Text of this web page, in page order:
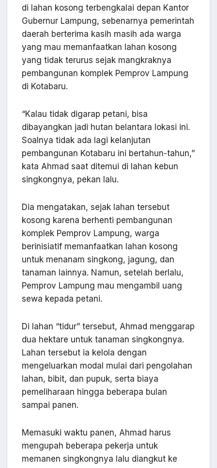
di lahan kosong terbengkalai depan Kantor
Gubernur Lampung, sebenarnya pemerintah
daerah berterima kasih masih ada warga
yang mau memanfaatkan lahan kosong
yang tidak terurus sejak mangkraknya
pembangunan komplek Pemprov Lampung
di Kotabaru.
“Kalau tidak digarap petani, bisa
dibayangkan jadi hutan belantara lokasi ini.
Soalnya tidak ada lagi kelanjutan
pembangunan Kotabaru ini bertahun-tahun,”
kata Ahmad saat ditemui di lahan kebun
singkongnya, pekan lalu.
Dia mengatakan, sejak lahan tersebut
kosong karena berhenti pembangunan
komplek Pemprov Lampung, warga
berinisiatif memanfaatkan lahan kosong
untuk menanam singkong, jagung, dan
tanaman lainnya. Namun, setelah berlalu,
Pemprov Lampung mau mengambil uang
sewa kepada petani.
Di lahan “tidur” tersebut, Ahmad menggarap
dua hektare untuk tanaman singkongnya.
Lahan tersebut ia kelola dengan
mengeluarkan modal mulai dari pengolahan
lahan, bibit, dan pupuk, serta biaya
pemeliharaan hingga beberapa bulan
sampai panen.
Memasuki waktu panen, Ahmad harus
mengupah beberapa pekerja untuk
memanen singkongnya lalu diangkut ke